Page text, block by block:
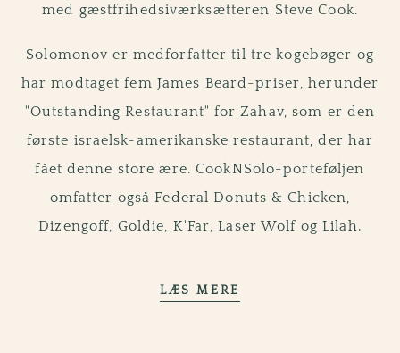
med gæstfrihedsiværksætteren Steve Cook.
Solomonov er medforfatter til tre kogebøger og
har modtaget fem James Beard-priser, herunder
"Outstanding Restaurant" for Zahav, som er den
første israelsk-amerikanske restaurant, der har
fået denne store ære. CookNSolo-porteføljen
omfatter også Federal Donuts & Chicken,
Dizengoff, Goldie, K'Far, Laser Wolf og Lilah.
LÆS MERE